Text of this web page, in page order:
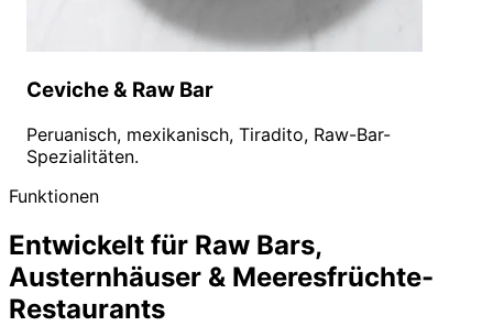
Ceviche & Raw Bar
Peruanisch, mexikanisch, Tiradito, Raw-Bar-
Spezialitäten.
Funktionen
Entwickelt für Raw Bars,
Austernhäuser & Meeresfrüchte-
Restaurants